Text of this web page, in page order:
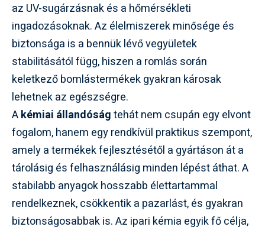
az UV-sugárzásnak és a hőmérsékleti
ingadozásoknak. Az élelmiszerek minősége és
biztonsága is a bennük lévő vegyületek
stabilitásától függ, hiszen a romlás során
keletkező bomlástermékek gyakran károsak
lehetnek az egészségre.
Akémiai állandóságtehát nem csupán egy elvont
fogalom, hanem egy rendkívül praktikus szempont,
amely a termékek fejlesztésétől a gyártáson át a
tárolásig és felhasználásig minden lépést áthat. A
stabilabb anyagok hosszabb élettartammal
rendelkeznek, csökkentik a pazarlást, és gyakran
biztonságosabbak is. Az ipari kémia egyik fő célja,